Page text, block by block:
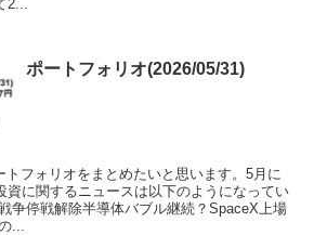
2...
ポートフォリオ(2026/05/31)
トフォリオをまとめたいと思います。5月に
資に関するニュースは以下のようになってい
争停戦解除半導体バブル継続？SpaceX上場
...